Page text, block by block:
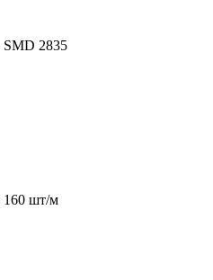
SMD 2835
160 шт/м